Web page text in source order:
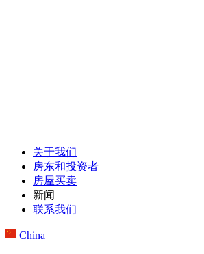
关于我们
房东和投资者
房屋买卖
新闻
联系我们
China